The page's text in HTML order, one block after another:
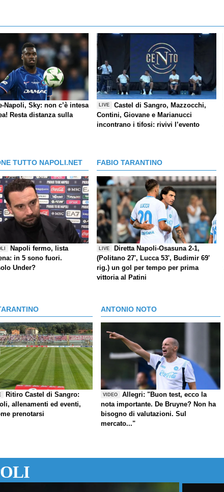
Napoli, Sky: non c’è intesa
Resta distanza sulla
LIVE
Castel di Sangro, Mazzocchi,
Contini, Giovane e Marianucci
incontrano i tifosi: rivivi l’evento
TUTTO NAPOLI.NET
Napoli fermo, lista
in 5 sono fuori.
Under?
FABIO TARANTINO
LIVE
Diretta Napoli-Osasuna 2-1,
(Politano 27', Lucca 53', Budimir 69'
rig.) un gol per tempo per prima
vittoria al Patini
Ritiro Castel di Sangro:
allenamenti ed eventi,
prenotarsi
ANTONIO NOTO
VIDEO
Allegri: "Buon test, ecco la
nota importante. De Bruyne? Non ha
bisogno di valutazioni. Sul
mercato..."